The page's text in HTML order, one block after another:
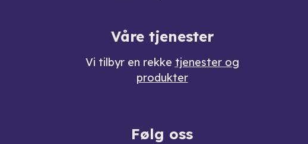
Våre tjenester
Vi tilbyr en rekke tjenester og
produkter
Følg oss